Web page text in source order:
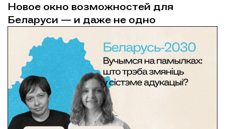
Новое окно возможностей для
Беларуси — и даже не одно